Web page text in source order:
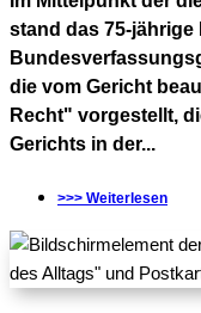
stand das 75-jährige
die vom Gericht
Recht" vorgestellt,
Gerichts in der...
>>> Weiterlesen